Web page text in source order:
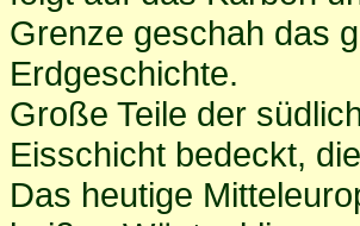
Grenze geschah das
Erdgeschichte.
Große Teile der
Eisschicht bedeckt,
Das heutige